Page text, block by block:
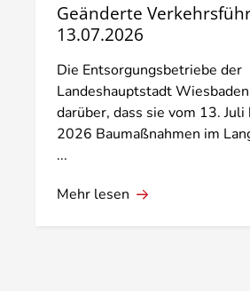
Geänderte
13.07.2026
Die Entsorgungsbetriebe der
Landeshauptstadt
darüber, dass sie vom 13.
2026 Baumaßnahmen im
...
Mehr lesen